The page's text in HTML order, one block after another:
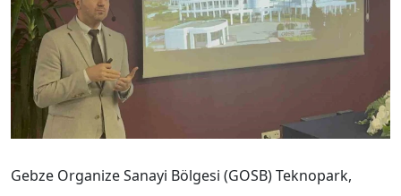
Gebze Organize Sanayi Bölgesi (GOSB) Teknopark,